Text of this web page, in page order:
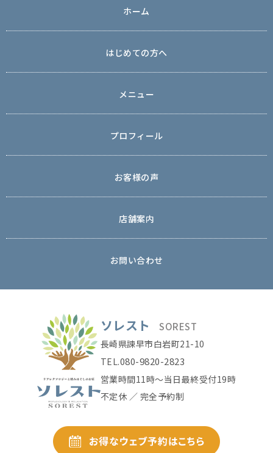
ホーム
はじめての方へ
メニュー
プロフィール
お客様の声
店舗案内
お問い合わせ
ソレスト SOREST
長崎県諫早市白岩町21-10
TEL.080-9820-2823
営業時間11時〜当日最終受付19時
不定休 ／ 完全予約制